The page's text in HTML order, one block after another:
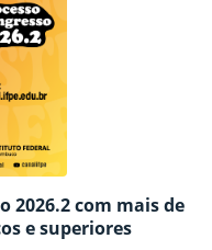
2026.2 com mais de
e superiores